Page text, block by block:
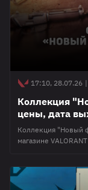
17:10, 28.07.26 |
Коллекция
цены, дата
Коллекция "Новый
магазине
на самые часто
"Neo Frontier 2.0" В